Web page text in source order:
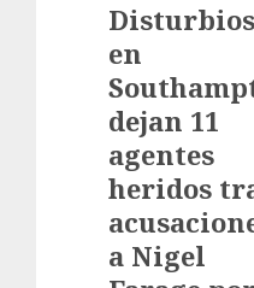
Disturbios
en
dejan 11
agentes
heridos
a Nigel